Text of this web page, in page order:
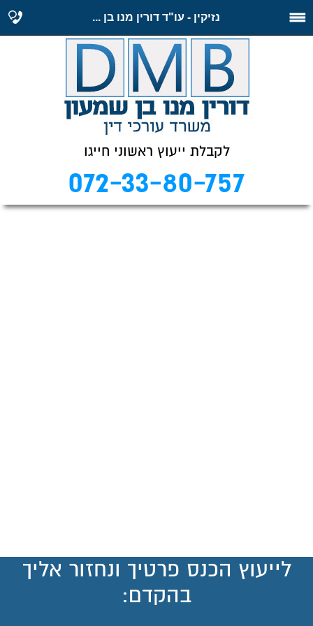
נזיקין - עו"ד דורין מנו בן ...
072-33-80-757
לקבלת ייעוץ ראשוני חייגו
לייעוץ הכנס פרטיך ונחזור אליך
בהקדם: